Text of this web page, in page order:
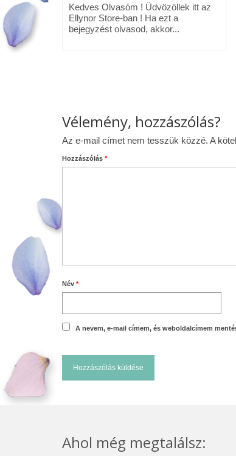
Ellynor
Kedves Olvasóm ! Üdvözöllek itt az
Ellynor Store-ban ! Ha ezt a
bejegyzést olvasod, akkor...
Vélemény, hozzászólás?
Az e-mail címet nem tesszük közzé. A
Hozzászólás *
Név *
A nevem, e-mail címem, és weboldalcímem
Ahol még megtalálsz: